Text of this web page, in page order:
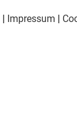
Impressum